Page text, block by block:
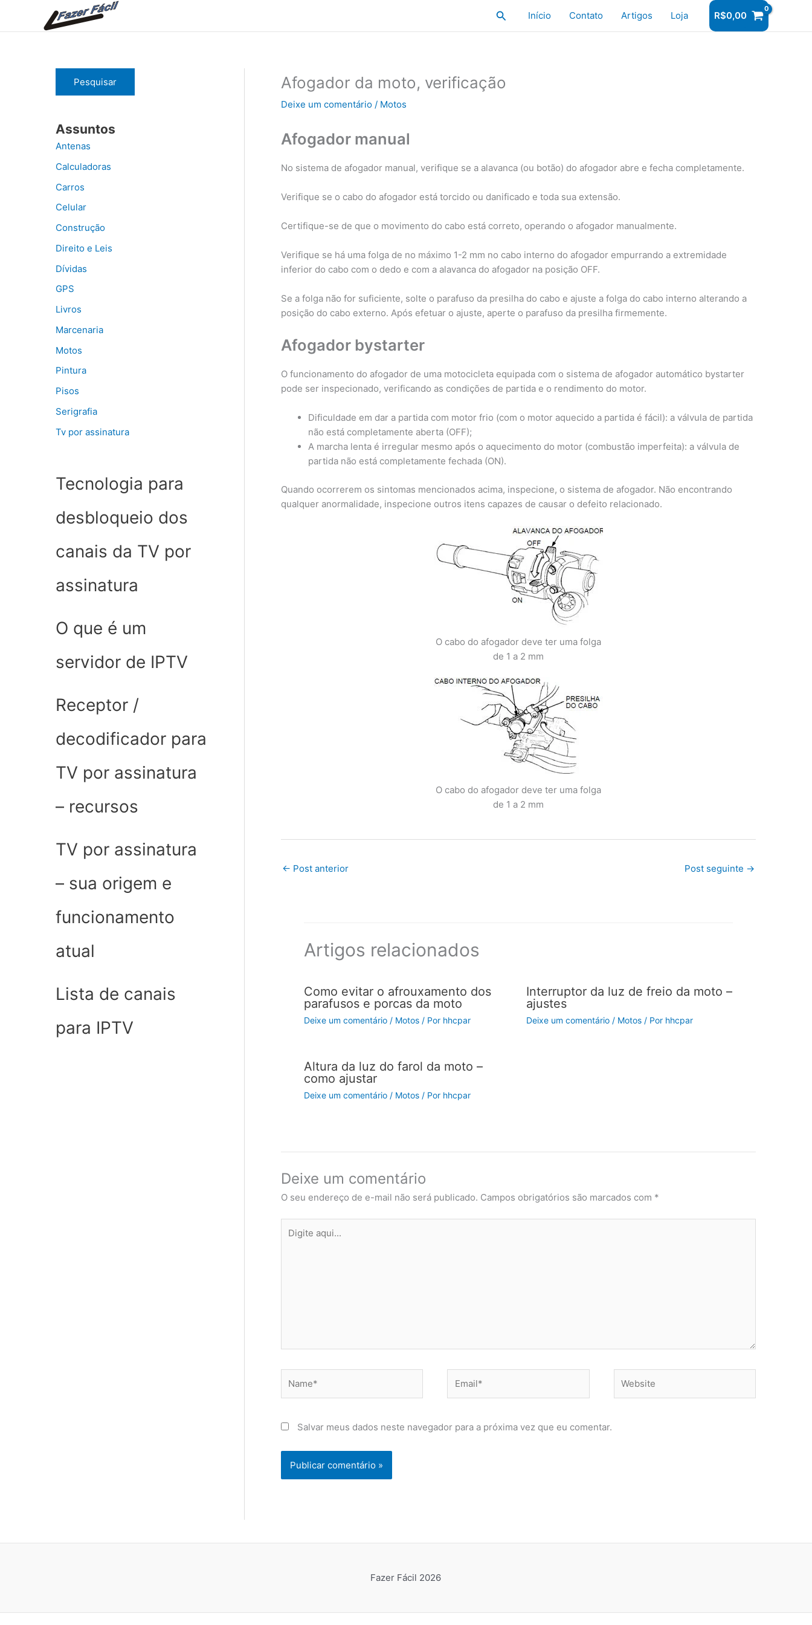
o
Pesquisar
Início Contato Artigos Loja R$0,00
Pesquisar
Assuntos
Antenas
Calculadoras
Carros
Celular
Construção
Direito e Leis
Dívidas
GPS
Livros
Marcenaria
Motos
Pintura
Pisos
Serigrafia
Tv por assinatura
Tecnologia para
desbloqueio dos
canais da TV por
assinatura
O que é um
servidor de IPTV
Receptor /
decodificador para
TV por assinatura
– recursos
TV por assinatura
– sua origem e
funcionamento
atual
Lista de canais
para IPTV
Afogador da moto, verificação
Deixe um comentário / Motos
Afogador manual
No sistema de afogador manual, verifique se a alavanca (ou botão) do afogador abre e fecha completamente.
Verifique se o cabo do afogador está torcido ou danificado e toda sua extensão.
Certifique-se de que o movimento do cabo está correto, operando o afogador manualmente.
Verifique se há uma folga de no máximo 1-2 mm no cabo interno do afogador empurrando a extremidade
inferior do cabo com o dedo e com a alavanca do afogador na posição OFF.
Se a folga não for suficiente, solte o parafuso da presilha do cabo e ajuste a folga do cabo interno alterando a
posição do cabo externo. Após efetuar o ajuste, aperte o parafuso da presilha firmemente.
Afogador bystarter
O funcionamento do afogador de uma motocicleta equipada com o sistema de afogador automático bystarter
pode ser inspecionado, verificando as condições de partida e o rendimento do motor.
Dificuldade em dar a partida com motor frio (com o motor aquecido a partida é fácil): a válvula de partida
não está completamente aberta (OFF);
A marcha lenta é irregular mesmo após o aquecimento do motor (combustão imperfeita): a válvula de
partida não está completamente fechada (ON).
Quando ocorrerem os sintomas mencionados acima, inspecione, o sistema de afogador. Não encontrando
qualquer anormalidade, inspecione outros itens capazes de causar o defeito relacionado.
O cabo do afogador deve ter uma folga
de 1 a 2 mm
O cabo do afogador deve ter uma folga
de 1 a 2 mm
← Post anterior Post seguinte →
Artigos relacionados
Como evitar o afrouxamento dos
parafusos e porcas da moto
Deixe um comentário / Motos/ Por hhcpar
Interruptor da luz de freio da moto –
ajustes
Deixe um comentário / Motos/ Por hhcpar
Altura da luz do farol da moto –
como ajustar
Deixe um comentário / Motos/ Por hhcpar
Deixe um comentário
O seu endereço de e-mail não será publicado. Campos obrigatórios são marcados com *
aqui...
Salvar meus dados neste navegador para a próxima vez que eu comentar.
Fazer Fácil 2026